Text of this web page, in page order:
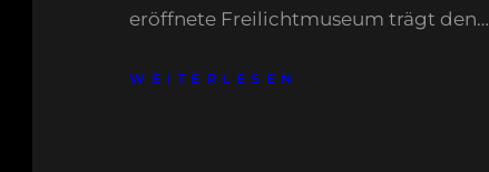
eröffnete Freilichtmuseum trägt den…
WEITERLESEN